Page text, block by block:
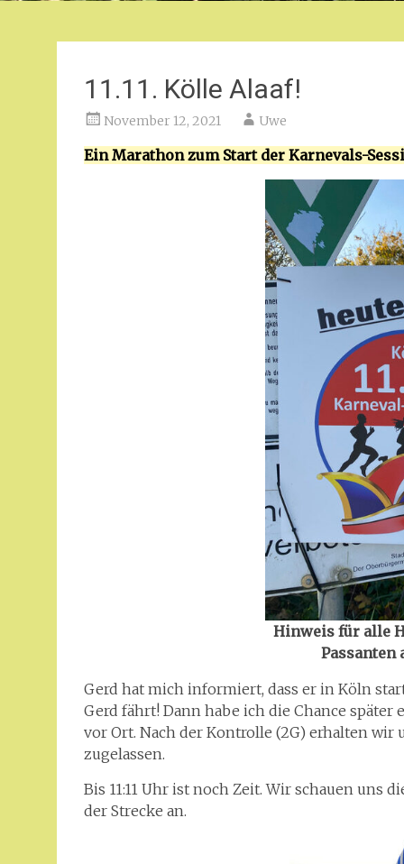
11.11. Kölle Alaaf!
November 12, 2021 Uwe
Ein Marathon zum Start der Karnevals-
Hinweis für alle
Passanten
Gerd hat mich informiert, dass er in Köln
Gerd fährt! Dann habe ich die Chance
vor Ort. Nach der Kontrolle (2G) erhalten
zugelassen.
Bis 11:11 Uhr ist noch Zeit. Wir schauen uns
der Strecke an.